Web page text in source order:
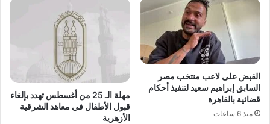
القبض على لاعب منتخب مصر
السابق إبراهيم سعيد لتنفيذ أحكام
قضائية بالقاهرة
منذ 6 ساعات
مهلة الـ 25 من أغسطس تهدد بإلغاء
قبول الأطفال في معاهد الشرقية
الأزهرية